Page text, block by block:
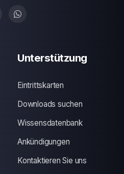
Unterstützung
Eintrittskarten
Downloads suchen
Wissensdatenbank
Ankündigungen
Kontaktieren Sie uns